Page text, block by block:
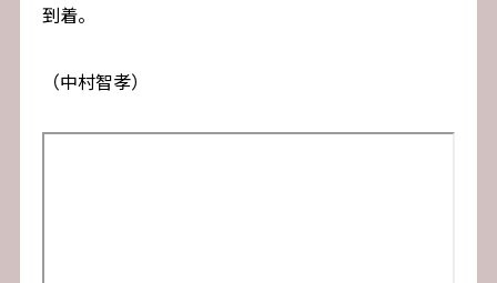
到着。
（中村智孝）